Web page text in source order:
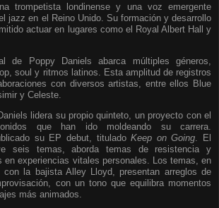
trompetista londinense y una voz emergente
jazz en el Reino Unido. Su formación y desarrollo
actuar en lugares como el Royal Albert Hall y
de Poppy Daniels abarca múltiples géneros,
soul y ritmos latinos. Esta amplitud de registros
con diversos artistas, entre ellos Blue
y Celeste.
lidera su propio quinteto, un proyecto con el
que han ido moldeando su carrera.
su EP debut, tituladoKeep on Going . El
seis temas, aborda temas de resistencia y
en experiencias vitales personales. Los temas, en
con la bajista Alley Lloyd, presentan arreglos de
con un tono que equilibra momentos
más animados.